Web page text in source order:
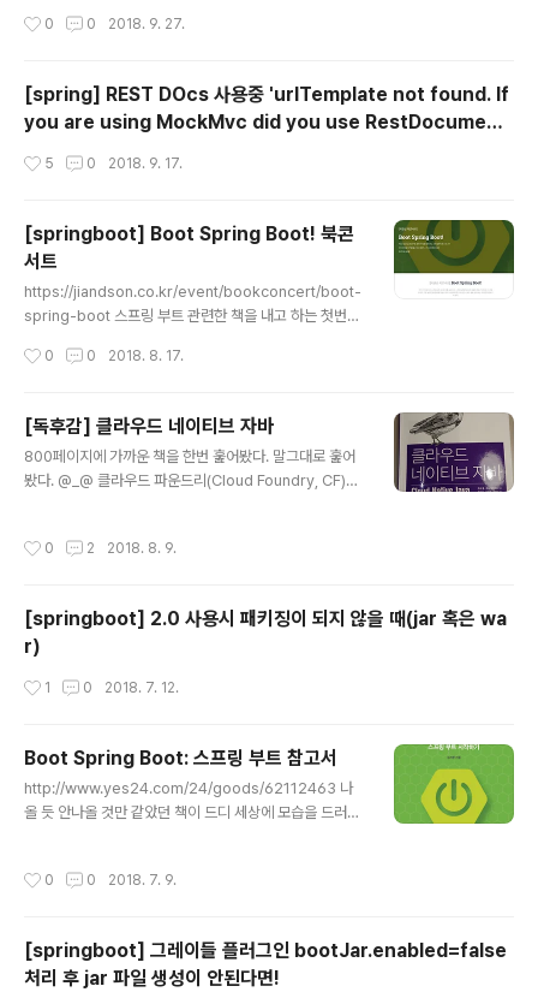
0 0 2018. 9. 27.
[spring] REST DOcs 사용중 'urlTemplate not found. If
you are using MockMvc did you use RestDocument
ationRequestBuilders to build the request?' 발생시
5 0 2018. 9. 17.
[springboot] Boot Spring Boot! 북콘
서트
https://jiandson.co.kr/event/bookconcert/boot-
spring-boot 스프링 부트 관련한 책을 내고 하는 첫번째
스프링 부트와 관련한 이런저런 이야기를 하고 나눌 수 있
부근(이라기에는 좀 멀리 있는) 마루 180 에서 세미나를
진행합니다. 10일 밖에 남지 않았지만... 어떤 이야기를 해
야할까 아직도 고민중입니다.
0 0 2018. 8. 17.
[독후감] 클라우드 네이티브 자바
800페이지에 가까운 책을 한번 훑어봤다. 말그대로 훑어
봤다. @_@ 클라우드 파운드리(Cloud Foundry, CF)나
스터디 일정에 맞춰 예제 작성해보며 직접 부대껴보는 시
0 2 2018. 8. 9.
[springboot] 2.0 사용시 패키징이 되지 않을 때(jar 혹은 wa
r)
1 0 2018. 7. 12.
Boot Spring Boot: 스프링 부트 참고서
http://www.yes24.com/24/goods/62112463 나
올 듯 안나올 것만 같았던 책이 드디 세상에 모습을 드러냈
spring-boot 스프링 부트와 관련된 질문을 이슈로 등록
#bootspringboot P.S. 혹시나 다음에 쓸 지도 모를 이
야기는... Boot MSA!! 입니다.그게 언제가 될지는 아무도
0 0 2018. 7. 9.
[springboot] 그레이들 플러그인 bootJar.enabled=false
처리 후 jar 파일 생성이 안된다면!